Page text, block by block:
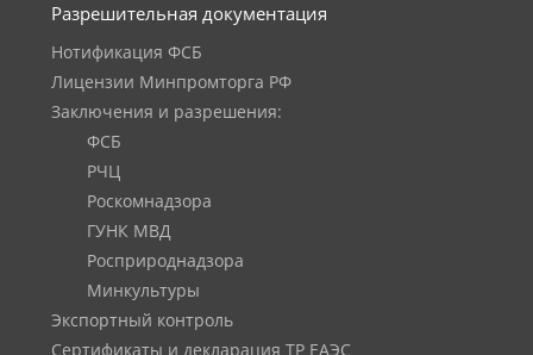
Разрешительная документация
Нотификация ФСБ
Лицензии Минпромторга РФ
Заключения и разрешения:
ФСБ
РЧЦ
Роскомнадзора
ГУНК МВД
Росприроднадзора
Минкультуры
Экспортный контроль